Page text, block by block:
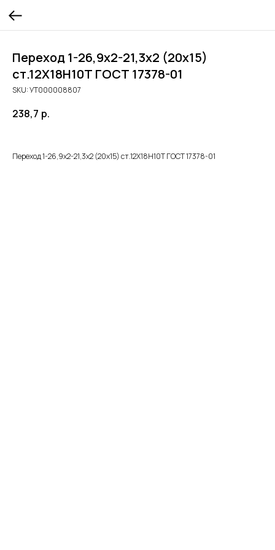
Переход 1-26,9х2-21,3х2 (20х15)
ст.12Х18Н10Т ГОСТ 17378-01
SKU:УТ000008807
238,7 р.
Переход 1-26,9х2-21,3х2 (20х15) ст.12Х18Н10Т ГОСТ 17378-01